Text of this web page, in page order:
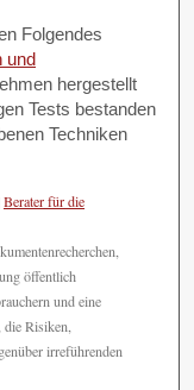
Folgendes
und
hergestellt
Tests bestanden
Techniken
Berater für die
öffentlich
und eine
die Risiken,
irreführenden